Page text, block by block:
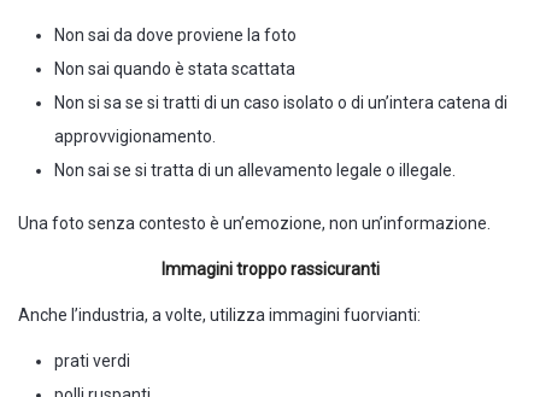
Non sai da dove proviene la foto
Non sai quando è stata scattata
Non si sa se si tratti di un caso isolato o di un’intera catena di
approvvigionamento.
Non sai se si tratta di un allevamento legale o illegale.
Una foto senza contesto è un’emozione, non un’informazione.
Immagini troppo rassicuranti
Anche l’industria, a volte, utilizza immagini fuorvianti:
prati verdi